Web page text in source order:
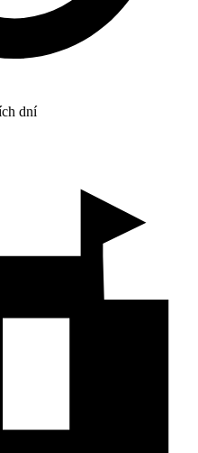
dní